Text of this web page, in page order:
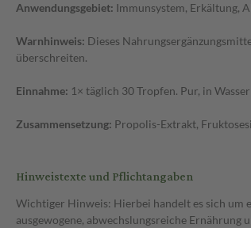
Anwendungsgebiet: Immunsystem, Erkältung,
Warnhinweis: Dieses
überschreiten.
Einnahme: 1× täglich 30 Tropfen. Pur, in
Zusammensetzung: Propolis-Extrakt,
Hinweistexte und Pflichtangaben
Wichtiger Hinweis: Hierbei handelt es sich um
ausgewogene, abwechslungsreiche